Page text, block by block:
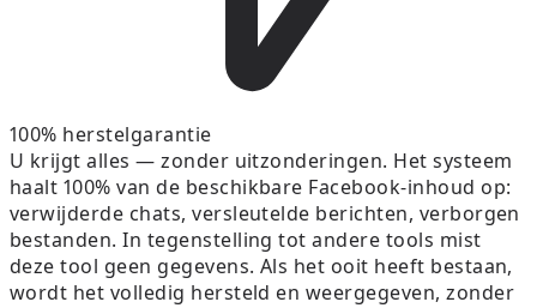
100% herstelgarantie
U krijgt alles — zonder uitzonderingen. Het systeem
haalt 100% van de beschikbare Facebook-inhoud op:
verwijderde chats, versleutelde berichten, verborgen
bestanden. In tegenstelling tot andere tools mist
deze tool geen gegevens. Als het ooit heeft bestaan,
wordt het volledig hersteld en weergegeven, zonder